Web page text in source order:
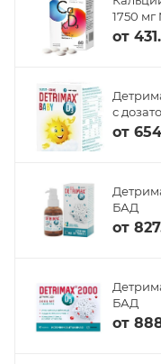
1750
от
с
от
БАД
от
БАД
от